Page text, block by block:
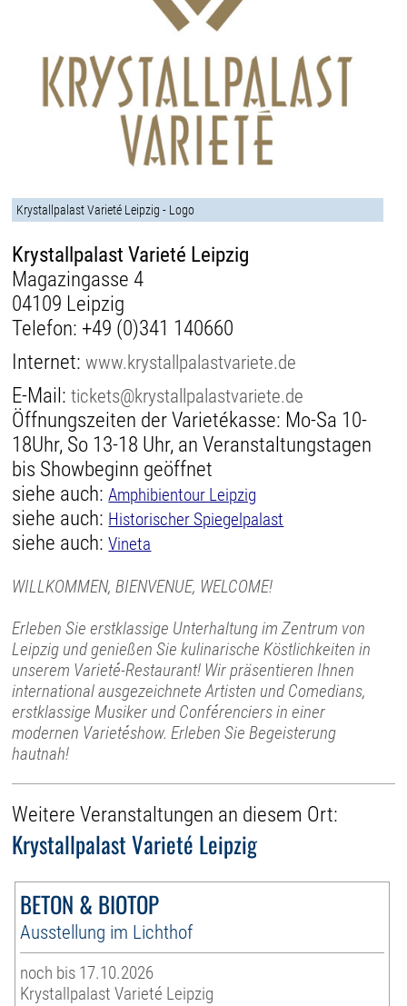
Krystallpalast Varieté Leipzig - Logo
Krystallpalast Varieté Leipzig
Magazingasse 4
04109 Leipzig
Telefon: +49 (0)341 140660
Internet:www.krystallpalastvariete.de
E-Mail:tickets@krystallpalastvariete.de
Öffnungszeiten der Varietékasse: Mo-Sa 10-
18Uhr, So 13-18 Uhr, an Veranstaltungstagen
bis Showbeginn geöffnet
siehe auch:Amphibientour Leipzig
siehe auch: Historischer Spiegelpalast
siehe auch:Vineta
WILLKOMMEN, BIENVENUE, WELCOME!
Erleben Sie erstklassige Unterhaltung im Zentrum von
Leipzig und genießen Sie kulinarische Köstlichkeiten in
unserem Varieté-Restaurant! Wir präsentieren Ihnen
international ausgezeichnete Artisten und Comedians,
erstklassige Musiker und Conférenciers in einer
modernen Varietéshow. Erleben Sie Begeisterung
hautnah!
Weitere Veranstaltungen an diesem Ort:
Krystallpalast Varieté Leipzig
BETON & BIOTOP
Ausstellung im Lichthof
noch bis 17.10.2026
Krystallpalast Varieté Leipzig